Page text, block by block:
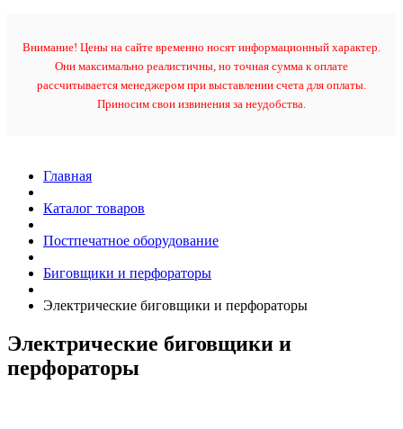
Внимание! Цены на сайте временно носят информационный характер.
Они максимально реалистичны, но точная сумма к оплате
рассчитывается менеджером при выставлении счета для оплаты.
Приносим свои извинения за неудобства.
Главная
Каталог товаров
Постпечатное оборудование
Биговщики и перфораторы
Электрические биговщики и перфораторы
Электрические биговщики и
перфораторы